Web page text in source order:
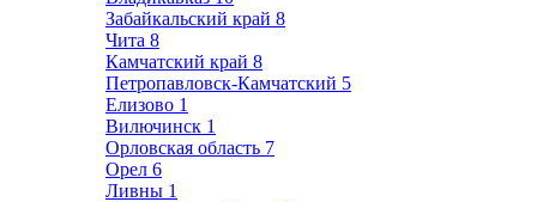
Забайкальский край 8
Чита 8
Камчатский край 8
Петропавловск-Камчатский 5
Елизово 1
Вилючинск 1
Орловская область 7
Орел 6
Ливны 1